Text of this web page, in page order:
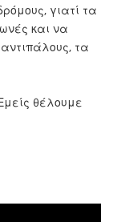
γιατί τα
και να
τα
θέλουμε